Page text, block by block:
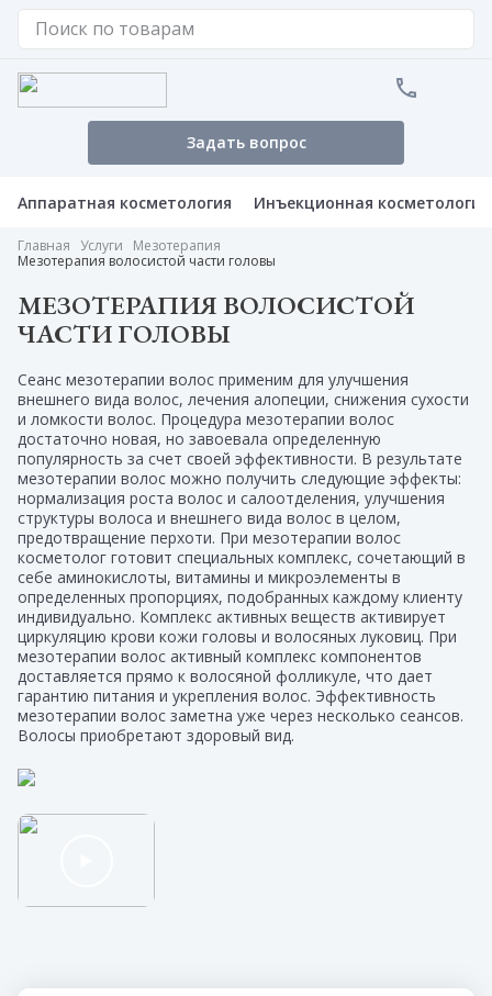
Задать вопрос
Аппаратная косметология Инъекционная косметология
Главная Услуги
Мезотерапия
Мезотерапия волосистой части головы
МЕЗОТЕРАПИЯ ВОЛОСИСТОЙ
ЧАСТИ ГОЛОВЫ
Сеанс мезотерапии волос применим для улучшения
внешнего вида волос, лечения алопеции, снижения сухости
и ломкости волос. Процедура мезотерапии волос
достаточно новая, но завоевала определенную
популярность за счет своей эффективности. В результате
мезотерапии волос можно получить следующие эффекты:
нормализация роста волос и салоотделения, улучшения
структуры волоса и внешнего вида волос в целом,
предотвращение перхоти. При мезотерапии волос
косметолог готовит специальных комплекс, сочетающий в
себе аминокислоты, витамины и микроэлементы в
определенных пропорциях, подобранных каждому клиенту
индивидуально. Комплекс активных веществ активирует
циркуляцию крови кожи головы и волосяных луковиц. При
мезотерапии волос активный комплекс компонентов
доставляется прямо к волосяной фолликуле, что дает
гарантию питания и укрепления волос. Эффективность
мезотерапии волос заметна уже через несколько сеансов.
Волосы приобретают здоровый вид.